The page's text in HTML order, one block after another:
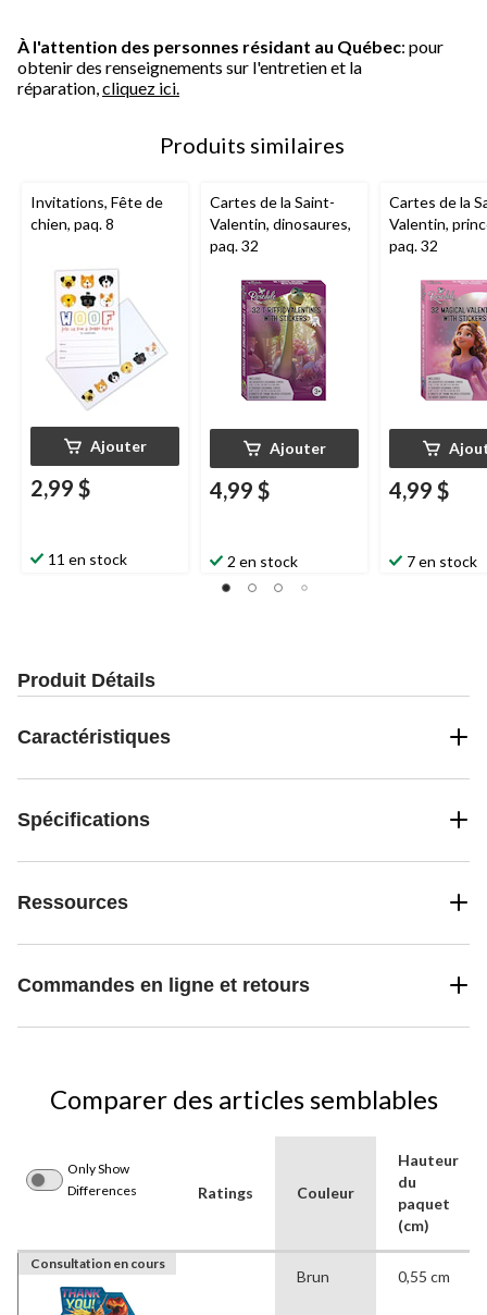
À l'attention des personnes résidant au Québec: pour
obtenir des renseignements sur l'entretien et la
réparation, cliquez ici.
Produits similaires
Invitations, Fête de
chien, paq. 8
Ajouter
2,99 $
11 en stock
Cartes de la Saint-
Valentin, dinosaures,
paq. 32
Ajouter
4,99 $
2 en stock
Cartes de la
Valentin,
paq. 32
4,99 $
7 en stock
Produit Détails
Caractéristiques
Spécifications
Ressources
Commandes en ligne et retours
Comparer des articles semblables
Only Show
Differences
Ratings Couleur
Hauteur
du
paquet
(cm)
Consultation en cours
Brun 0,55 cm